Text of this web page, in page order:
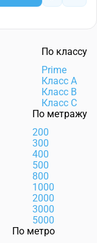
По классу
Prime
Класс А
Класс В
Класс С
По метражу
200
300
400
500
800
1000
2000
3000
5000
По метро